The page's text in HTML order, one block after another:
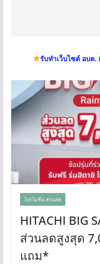
รับทำเว็บไซต์ อบต.
โปรโมชั่น-ส่วนลด
HITACHI BIG
ส่วนลดสูงสุด
แถม*